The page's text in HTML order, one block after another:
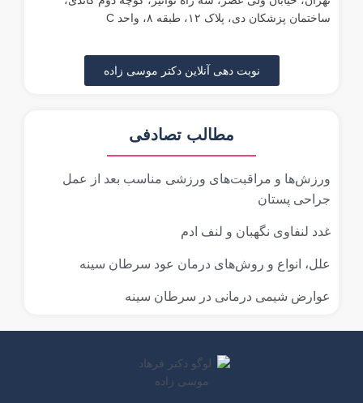
ساختمان پزشکان دی، پلاک ۱۲، طبقه ۸، واحد C
نوبت دهی آنلاین دکتر موسی زاده
مطالب تصادفی
ورزش‌ها و مراقبت‌های ورزشی مناسب بعد از عمل
جراحی پستان
غدد لنفاوی نگهبان و لنف ادم
علل، انواع و روش‌های درمان عود سرطان سینه
عوارض شیمی درمانی در سرطان سینه